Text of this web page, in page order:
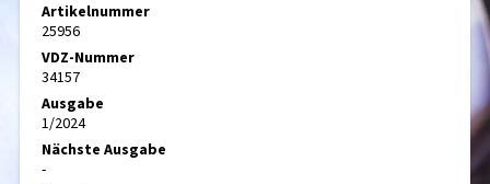
nur Titel im Angebot
Artikelnummer
25956
VDZ-Nummer
34157
Ausgabe
1/2024
Nächste Ausgabe
-